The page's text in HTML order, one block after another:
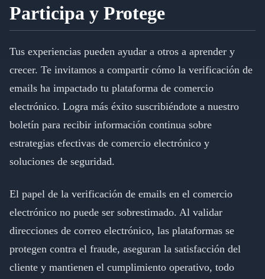
Participa y Protege
Tus experiencias pueden ayudar a otros a aprender y
crecer. Te invitamos a compartir cómo la verificación de
emails ha impactado tu plataforma de comercio
electrónico. Logra más éxito suscribiéndote a nuestro
boletín para recibir información continua sobre
estrategias efectivas de comercio electrónico y
soluciones de seguridad.
El papel de la verificación de emails en el comercio
electrónico no puede ser sobrestimado. Al validar
direcciones de correo electrónico, las plataformas se
protegen contra el fraude, aseguran la satisfacción del
cliente y mantienen el cumplimiento operativo, todo